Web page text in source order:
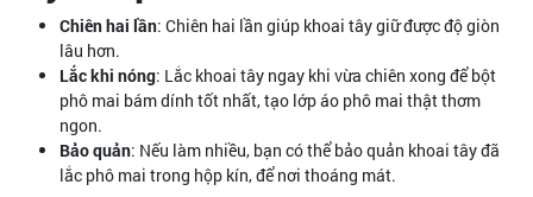
Chiên hai lần: Chiên hai lần giúp khoai tây giữ được độ giòn
lâu hơn.
Lắc khi nóng: Lắc khoai tây ngay khi vừa chiên xong để bột
phô mai bám dính tốt nhất, tạo lớp áo phô mai thật thơm
ngon.
Bảo quản: Nếu làm nhiều, bạn có thể bảo quản khoai tây đã
lắc phô mai trong hộp kín, để nơi thoáng mát.